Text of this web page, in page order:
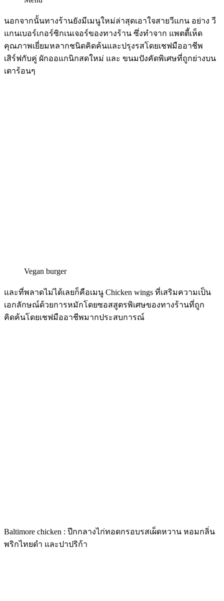
นอกจากนั้นทางร้านยังมีเมนูใหม่ล่าสุดเอาใจสายวีแกน อย่าง วี
แกนเบอร์เกอร์ซิกเนเจอร์ของทางร้าน ซึ่งทำจาก แพตตี้เห็ด
คุณภาพเยี่ยมหลากชนิดคิดค้นและปรุงรสโดยเชฟมืออาชีพ
เสิร์ฟกับคู่ ผักออแกนิกสดใหม่ และ ขนมปังคัดพิเศษที่ถูกย่างบน
เตาร้อนๆ
Vegan burger
และที่พลาดไม่ได้เลยก็คือเมนู Chicken wings ที่เสริมความเป็น
เอกลักษณ์ด้วยการหมักโดยซอสสูตรพิเศษของทางร้านที่ถูก
คิดค้นโดยเชฟมืออาชีพมากประสบการณ์
Baltimore chicken : ปีกกลางไก่ทอดกรอบรสเผ็ดหวาน หอมกลิ่น
พริกไทยดำ และปาปริก้า